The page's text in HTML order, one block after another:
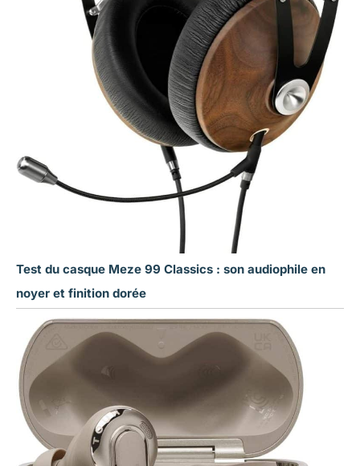
Test du casque Meze 99 Classics : son audiophile en
noyer et finition dorée